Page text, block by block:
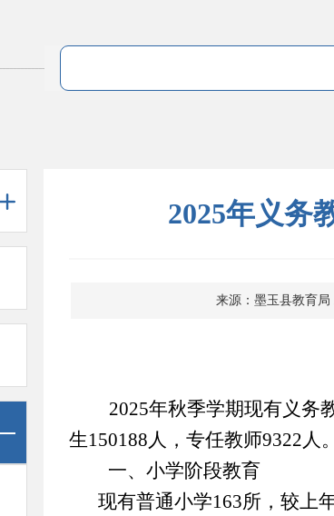
2025年义务
来源：墨玉县教育局
2025年秋季学期现有义务
生150188人 ， 专任教师9322人 。
一、 小学阶段教育
现有普通小学163所，较上